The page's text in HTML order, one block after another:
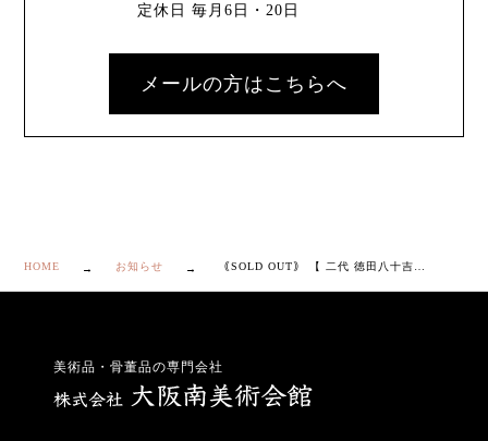
定休日 毎月6日・20日
メールの方はこちらへ
HOME お知らせ
美術品・骨董品の専門会社